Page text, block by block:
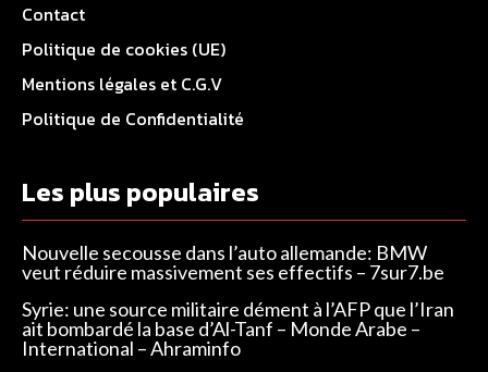
Contact
Politique de cookies (UE)
Mentions légales et C.G.V
Politique de Confidentialité
Les plus populaires
Nouvelle secousse dans l’auto allemande: BMW
veut réduire massivement ses effectifs – 7sur7.be
Syrie: une source militaire dément à l’AFP que l’Iran
ait bombardé la base d’Al-Tanf – Monde Arabe –
International – Ahraminfo